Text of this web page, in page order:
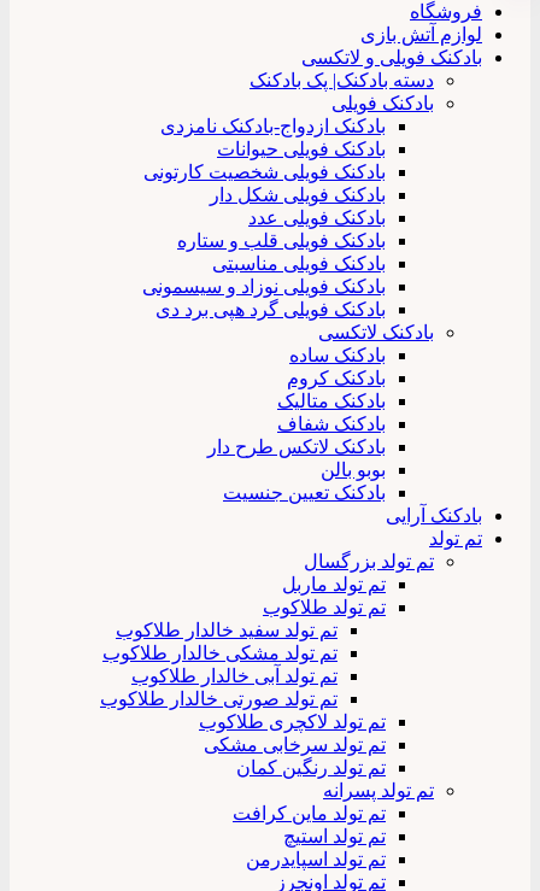
فروشگاه
لوازم آتش بازی
بادکنک فویلی و لاتکسی
دسته بادکنک| پک بادکنک
بادکنک فویلی
بادکنک ازدواج-بادکنک نامزدی
بادکنک فویلی حیوانات
بادکنک فویلی شخصیت کارتونی
بادکنک فویلی شکل دار
بادکنک فویلی عدد
بادکنک فویلی قلب و ستاره
بادکنک فویلی مناسبتی
بادکنک فویلی نوزاد و سیسمونی
بادکنک فویلی گرد هپی برد دی
بادکنک لاتکسی
بادکنک ساده
بادکنک کروم
بادکنک متالیک
بادکنک شفاف
بادکنک لاتکس طرح دار
بوبو بالن
بادکنک تعیین جنسیت
بادکنک آرایی
تم تولد
تم تولد بزرگسال
تم تولد ماربل
تم تولد طلاکوب
تم تولد سفید خالدار طلاکوب
تم تولد مشکی خالدار طلاکوب
تم تولد آبی خالدار طلاکوب
تم تولد صورتی خالدار طلاکوب
تم تولد لاکچری طلاکوب
تم تولد سرخابی مشکی
تم تولد رنگین کمان
تم تولد پسرانه
تم تولد ماین کرافت
تم تولد استیچ
تم تولد اسپایدرمن
تم تولد اونجرز